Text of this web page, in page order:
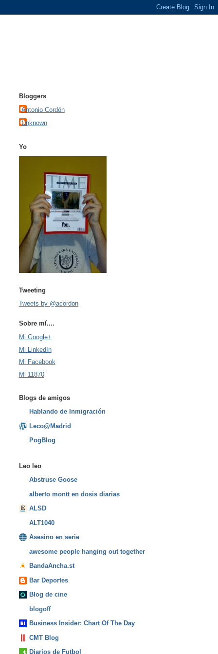
Bloggers
Antonio Cordón
Unknown
Yo
Tweeting
Tweets by @acordon
Sobre mí....
Mi Google+
Mi LinkedIn
Mi Facebook
Mi 11870
Blogs de amigos
Hablando de Inmigración
Leco@Madrid
PogBlog
Leo leo
Abstruse Goose
alberto montt en dosis diarias
ALSD
ALT1040
Asesino en serie
awesome people hanging out together
BandaAncha.st
Bar Deportes
Blog de cine
blogoff
Business Insider: Chart Of The Day
CMT Blog
Diarios de Futbol